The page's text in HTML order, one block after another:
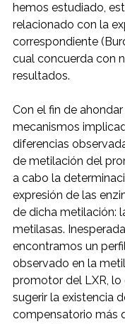
hemos estudiado,
relacionado con la
correspondiente
cual concuerda con
resultados.
Con el fin de
mecanismos
diferencias
de metilación del
a cabo la
expresión de las
de dicha metilación:
metilasas.
encontramos un
observado en la
promotor del LXR, lo
sugerir la existencia
compensatorio más